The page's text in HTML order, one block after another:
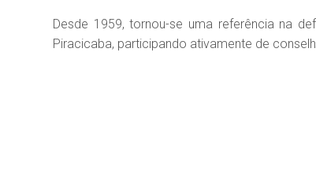
Desde 1959, tornou-se uma referência na
Piracicaba, participando ativamente de